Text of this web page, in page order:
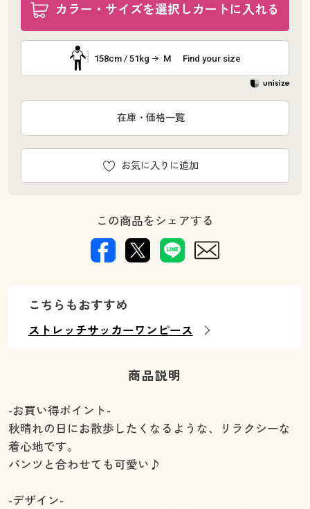
カラー・サイズを選択しカートに入れる
158cm / 51kg M Find your size
お気に入りに追加
在庫・価格一覧
この商品をシェアする
こちらもおすすめ
ストレッチサッカーワンピース
商品説明
-お買い得ポイント-
秋晴れの日にお散歩したくなるような、リラクシーな
着心地です。
パンツと合わせても可愛い♪
-デザイン-